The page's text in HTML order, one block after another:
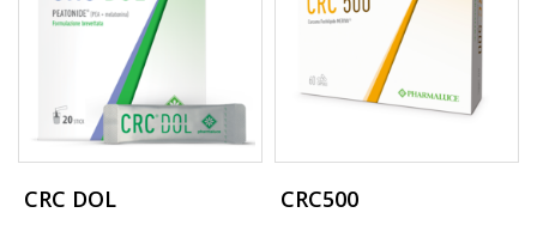
CRC DOL CRC500